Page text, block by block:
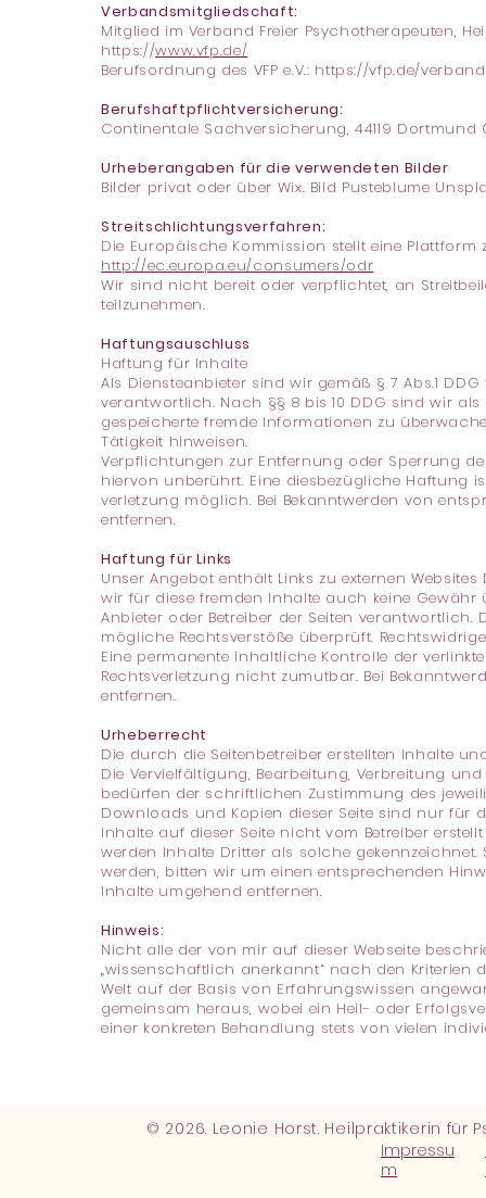
Verbandsmitgliedschaft:
Mitglied im Verband Freier Psychotherapeuten,
https://www.vfp.de/
Berufsordnung des VFP e.V.: https://vfp.de/
Berufshaftpflichtversicherung:
Continentale Sachversicherung, 44119
Urheberangaben für die verwendeten Bilder
Bilder privat oder über Wix. Bild Pusteblume
Streitschlichtungsverfahren:
Die Europäische Kommission stellt eine Plattform
http://ec.europa.eu/consumers/odr
Wir sind nicht bereit oder verpflichtet, an
teilzunehmen.
Haftungsauschluss
Haftung für Inhalte
Als Diensteanbieter sind wir gemäß § 7 Abs.1
verantwortlich. Nach §§ 8 bis 10 DDG sind wir
gespeicherte fremde Informationen zu
Tätigkeit hinweisen.
Verpflichtungen zur Entfernung oder Sperrung
hiervon unberührt. Eine diesbezügliche Haftung
verletzung möglich. Bei Bekanntwerden von
entfernen.
Haftung für Links
Unser Angebot enthält Links zu externen
wir für diese fremden Inhalte auch keine Gewähr
Anbieter oder Betreiber der Seiten
mögliche Rechtsverstöße überprüft.
Eine permanente inhaltliche Kontrolle der
Rechtsverletzung nicht zumutbar. Bei
entfernen.
Urheberrecht
Die durch die Seitenbetreiber erstellten Inhalte
Die Vervielfältigung, Bearbeitung, Verbreitung
bedürfen der schriftlichen Zustimmung des
Downloads und Kopien dieser Seite sind nur für
Inhalte auf dieser Seite nicht vom Betreiber
werden Inhalte Dritter als solche
werden, bitten wir um einen entsprechenden
Inhalte umgehend entfernen.
Hinweis:
Nicht alle der von mir auf dieser Webseite
„wissenschaftlich anerkannt“ nach den Kriterien
Welt auf der Basis von Erfahrungswissen
gemeinsam heraus, wobei ein Heil- oder
einer konkreten Behandlung stets von vielen
© 2026. Leonie Horst. Heilpraktikerin für
Impressu
m